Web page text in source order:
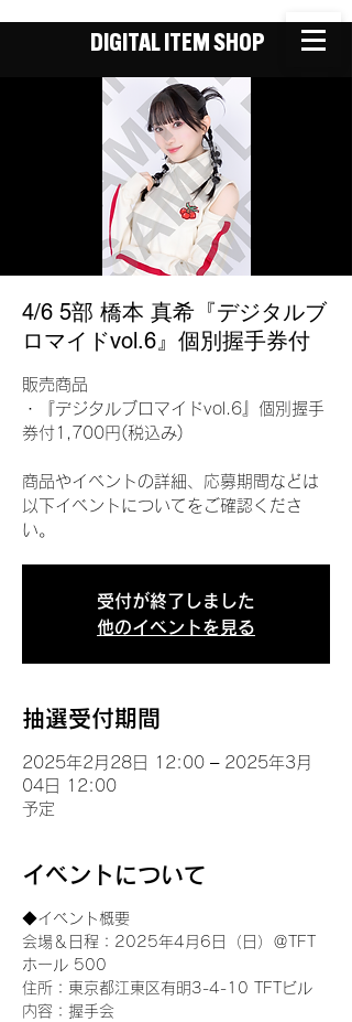
DIGITAL ITEM SHOP
4/6 5部 橋本 真希『デジタルブ
ロマイドvol.6』個別握手券付
販売商品
・『デジタルブロマイドvol.6』個別握手
券付1,700円(税込み)
商品やイベントの詳細、応募期間などは
以下イベントについてをご確認くださ
い。
受付が終了しました
他のイベントを見る
抽選受付期間
2025年2月28日 12:00 – 2025年3月
04日 12:00
予定
イベントについて
◆イベント概要
会場＆日程：2025年4月6日（日）＠TFT
ホール 500
住所：東京都江東区有明3-4-10 TFTビル
内容：握手会